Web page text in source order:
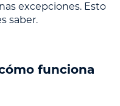
excepciones. Esto
saber.
funciona